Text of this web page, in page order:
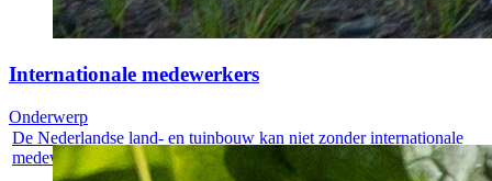
Internationale medewerkers
De Nederlandse land- en tuinbouw kan niet zonder internationale
medewerkers....
Onderwerp